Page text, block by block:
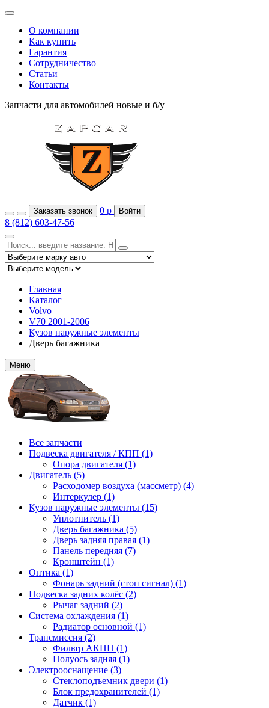
О компании
Как купить
Гарантия
Сотрудничество
Статьи
Контакты
Запчасти для автомобилей новые и б/у
Заказать звонок 0 р Войти
8 (812) 603-47-56
Главная
Каталог
Volvo
V70 2001-2006
Кузов наружные элементы
Дверь багажника
Меню
Все запчасти
Подвеска двигателя / КПП (1)
Опора двигателя (1)
Двигатель (5)
Расходомер воздуха (массметр) (4)
Интеркулер (1)
Кузов наружные элементы (15)
Уплотнитель (1)
Дверь багажника (5)
Дверь задняя правая (1)
Панель передняя (7)
Кронштейн (1)
Оптика (1)
Фонарь задний (стоп сигнал) (1)
Подвеска задних колёс (2)
Рычаг задний (2)
Система охлаждения (1)
Радиатор основной (1)
Трансмиссия (2)
Фильтр АКПП (1)
Полуось задняя (1)
Электрооснащение (3)
Стеклоподъемник двери (1)
Блок предохранителей (1)
Датчик (1)